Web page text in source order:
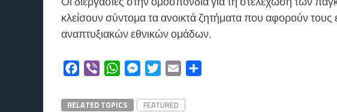
κλείσουν σύντομα τα ανοικτά ζητήματα που αφορούν
αναπτυξιακών εθνικών ομάδων.
Facebook
Viber WhatsAppMessengerTwitterEmail
RELATED TOPICS FEATURED